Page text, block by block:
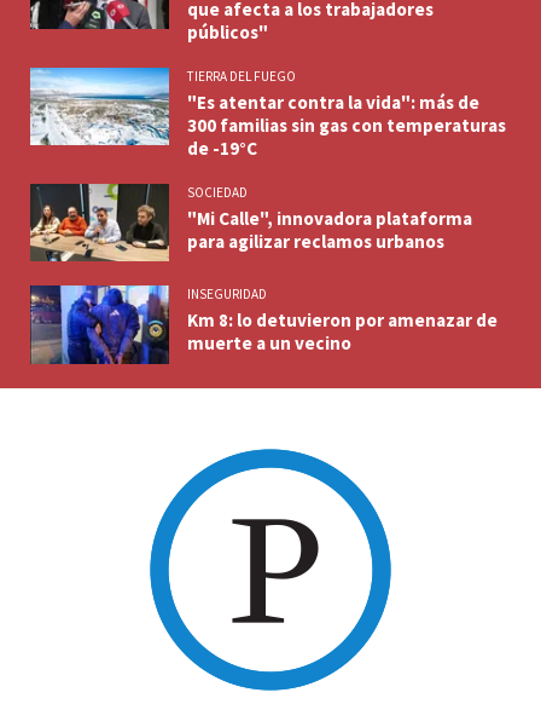
que afecta a los trabajadores
públicos"
TIERRA DEL FUEGO
"Es atentar contra la vida": más de
300 familias sin gas con temperaturas
de -19°C
SOCIEDAD
"Mi Calle", innovadora plataforma
para agilizar reclamos urbanos
INSEGURIDAD
Km 8: lo detuvieron por amenazar de
muerte a un vecino